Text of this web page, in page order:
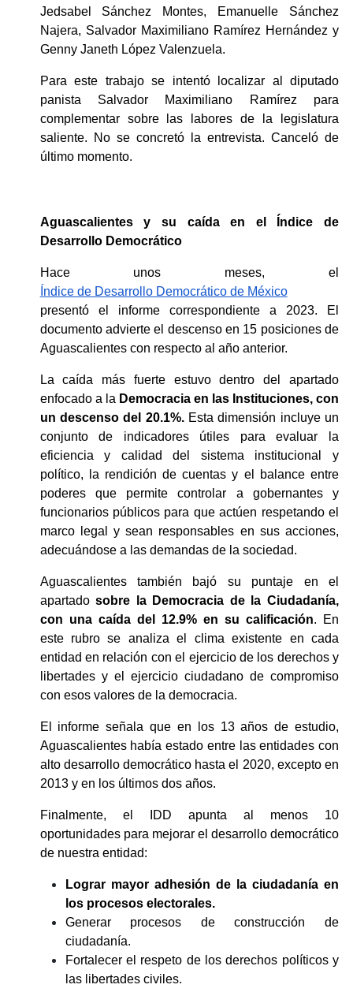
Jedsabel Sánchez Montes, Emanuelle Sánchez
Najera, Salvador Maximiliano Ramírez Hernández y
Genny Janeth López Valenzuela.
Para este trabajo se intentó localizar al diputado
panista Salvador Maximiliano Ramírez para
complementar sobre las labores de la legislatura
saliente. No se concretó la entrevista. Canceló de
último momento.
Aguascalientes y su caída en el Índice de
Desarrollo Democrático
Hace unos meses, el
Índice de Desarrollo Democrático de México
presentó el informe correspondiente a 2023. El
documento advierte el descenso en 15 posiciones de
Aguascalientes con respecto al año anterior.
La caída más fuerte estuvo dentro del apartado
enfocado a la Democracia en las Instituciones, con
un descenso del 20.1%. Esta dimensión incluye un
conjunto de indicadores útiles para evaluar la
eficiencia y calidad del sistema institucional y
político, la rendición de cuentas y el balance entre
poderes que permite controlar a gobernantes y
funcionarios públicos para que actúen respetando el
marco legal y sean responsables en sus acciones,
adecuándose a las demandas de la sociedad.
Aguascalientes también bajó su puntaje en el
apartado sobre la Democracia de la Ciudadanía,
con una caída del 12.9% en su calificación. En
este rubro se analiza el clima existente en cada
entidad en relación con el ejercicio de los derechos y
libertades y el ejercicio ciudadano de compromiso
con esos valores de la democracia.
El informe señala que en los 13 años de estudio,
Aguascalientes había estado entre las entidades con
alto desarrollo democrático hasta el 2020, excepto en
2013 y en los últimos dos años.
Finalmente, el IDD apunta al menos 10
oportunidades para mejorar el desarrollo democrático
de nuestra entidad:
Lograr mayor adhesión de la ciudadanía en
los procesos electorales.
Generar procesos de construcción de
ciudadanía.
Fortalecer el respeto de los derechos políticos y
las libertades civiles.